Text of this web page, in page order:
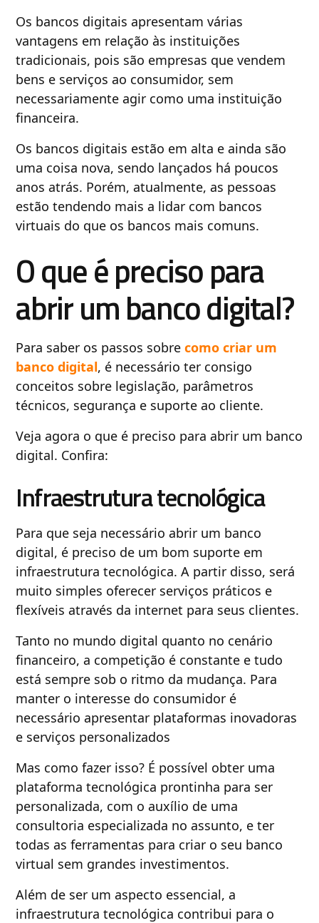
Os bancos digitais apresentam várias
vantagens em relação às instituições
tradicionais, pois são empresas que vendem
bens e serviços ao consumidor, sem
necessariamente agir como uma instituição
financeira.
Os bancos digitais estão em alta e ainda são
uma coisa nova, sendo lançados há poucos
anos atrás. Porém, atualmente, as pessoas
estão tendendo mais a lidar com bancos
virtuais do que os bancos mais comuns.
O que é preciso para
abrir um banco digital?
Para saber os passos sobrecomo criar um
banco digital, é necessário ter consigo
conceitos sobre legislação, parâmetros
técnicos, segurança e suporte ao cliente.
Veja agora o que é preciso para abrir um banco
digital. Confira:
Infraestrutura tecnológica
Para que seja necessário abrir um banco
digital, é preciso de um bom suporte em
infraestrutura tecnológica. A partir disso, será
muito simples oferecer serviços práticos e
flexíveis através da internet para seus clientes.
Tanto no mundo digital quanto no cenário
financeiro, a competição é constante e tudo
está sempre sob o ritmo da mudança. Para
manter o interesse do consumidor é
necessário apresentar plataformas inovadoras
e serviços personalizados
Mas como fazer isso? É possível obter uma
plataforma tecnológica prontinha para ser
personalizada, com o auxílio de uma
consultoria especializada no assunto, e ter
todas as ferramentas para criar o seu banco
virtual sem grandes investimentos.
Além de ser um aspecto essencial, a
infraestrutura tecnológica contribui para o